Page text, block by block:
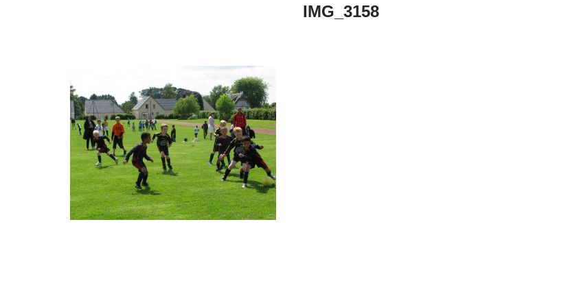
IMG_3158